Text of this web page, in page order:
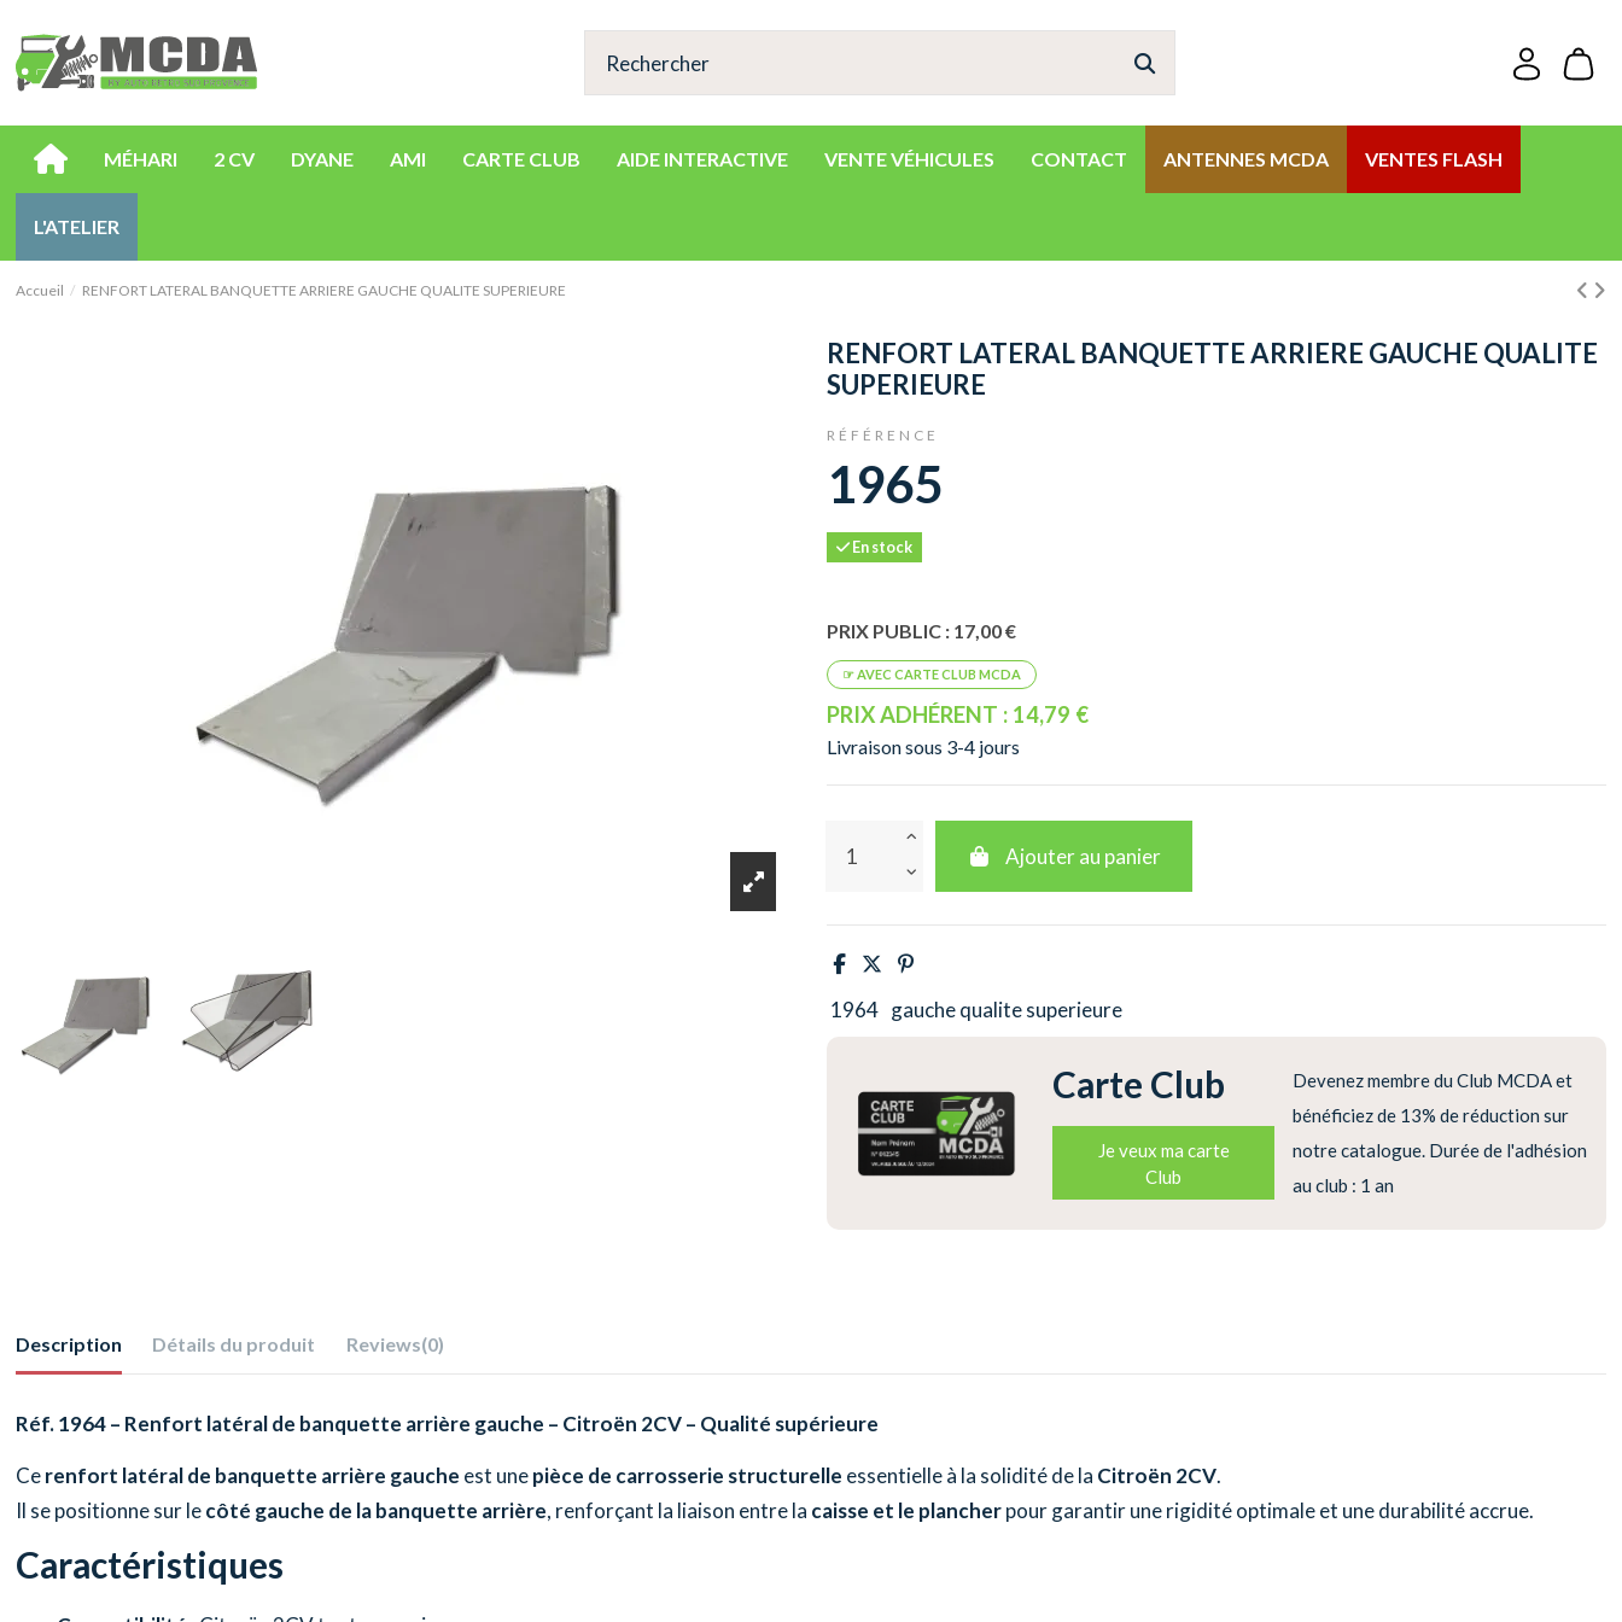
MÉHARI 2 CV DYANE AMI CARTE CLUB AIDE INTERACTIVE VENTE VÉHICULES CONTACT ANTENNES MCDA VENTES FLASH
L'ATELIER
Accueil RENFORT LATERAL BANQUETTE ARRIERE GAUCHE QUALITE SUPERIEURE
RENFORT LATERAL BANQUETTE ARRIERE GAUCHE QUALITE
SUPERIEURE
RÉFÉRENCE
1965
En stock
PRIX PUBLIC : 17,00 €
PRIX ADHÉRENT : 14,79 €
Livraison sous 3-4 jours
Ajouter au panier
1964 gauche qualite superieure
Carte Club
Je veux ma carte
Club
Devenez membre du Club MCDA et
bénéficiez de 13% de réduction sur
notre catalogue. Durée de l'adhésion
au club : 1 an
Description Détails du produit Reviews(0)
Réf. 1964 – Renfort latéral de banquette arrière gauche – Citroën 2CV – Qualité supérieure
Cerenfort latéral de banquette arrière gauche est unepièce de carrosserie structurelle essentielle à la solidité de la Citroën 2CV.
Il se positionne sur lecôté gauche de la banquette arrière, renforçant la liaison entre la caisse et le plancherpour garantir une rigidité optimale et une durabilité accrue.
Caractéristiques